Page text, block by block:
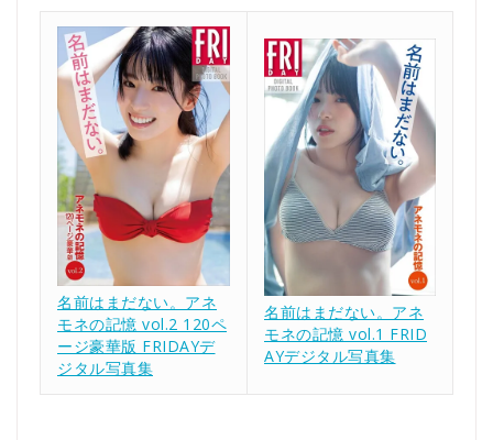
名前はまだない。アネ
モネの記憶 vol.2 120ペ
ージ豪華版 FRIDAYデ
ジタル写真集
名前はまだない。アネ
モネの記憶 vol.1 FRID
AYデジタル写真集